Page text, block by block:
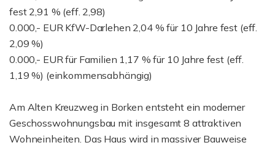
fest 2,91 % (eff. 2,98)
0.000,- EUR KfW-Darlehen 2,04 % für 10 Jahre fest (eff.
2,09 %)
0.000,- EUR für Familien 1,17 % für 10 Jahre fest (eff.
1,19 %) (einkommensabhängig)
Am Alten Kreuzweg in Borken entsteht ein moderner
Geschosswohnungsbau mit insgesamt 8 attraktiven
Wohneinheiten. Das Haus wird in massiver Bauweise